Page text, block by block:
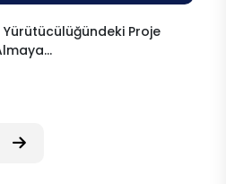
Yürütücülüğündeki Proje